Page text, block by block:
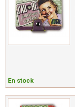
En stock